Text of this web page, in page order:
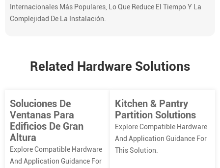
Internacionales Más Populares, Lo Que Reduce El Tiempo Y La
Complejidad De La Instalación.
Related Hardware Solutions
Soluciones De
Ventanas Para
Edificios De Gran
Altura
Explore Compatible Hardware
And Application Guidance For
Kitchen & Pantry
Partition Solutions
Explore Compatible Hardware
And Application Guidance For
This Solution.